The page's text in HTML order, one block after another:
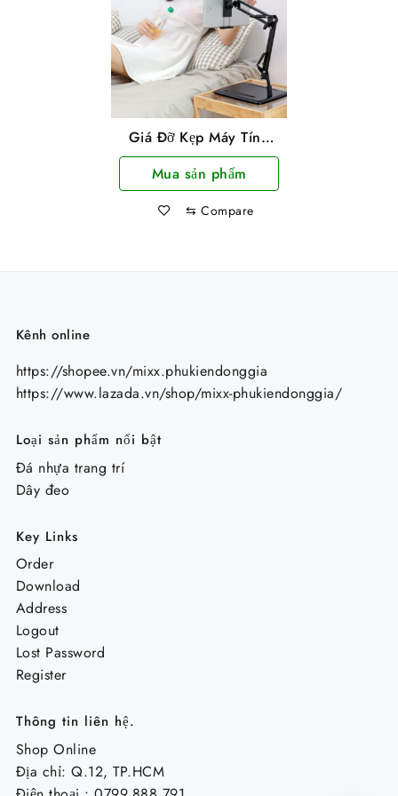
Giá Đỡ Kẹp Máy Tính
Bảng, Ipad Để Bàn
Khớp Nâng Xoay 360
Độ Đa Năng Vocal
Stents
Mua sản phẩm
⇆ Compare
Kênh online
https://shopee.vn/mixx.phukiendonggia
https://www.lazada.vn/shop/mixx-phukiendonggia/
Loại sản phẩm nổi bật
Đá nhựa trang trí
Dây đeo
Key Links
Order
Download
Address
Logout
Lost Password
Register
Thông tin liên hệ.
Shop Online
Địa chỉ: Q.12, TP.HCM